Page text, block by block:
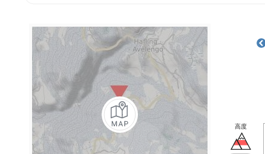
高度